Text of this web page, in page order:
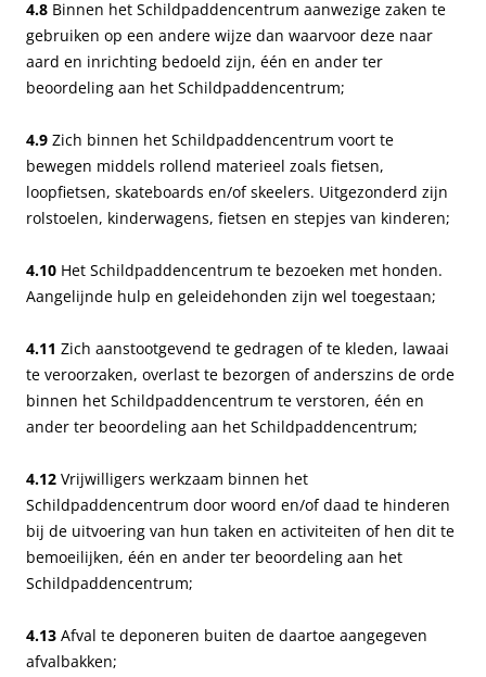
4.8 Binnen het Schildpaddencentrum aanwezige zaken te
gebruiken op een andere wijze dan waarvoor deze naar
aard en inrichting bedoeld zijn, één en ander ter
beoordeling aan het Schildpaddencentrum;
4.9 Zich binnen het Schildpaddencentrum voort te
bewegen middels rollend materieel zoals fietsen,
loopfietsen, skateboards en/of skeelers. Uitgezonderd zijn
rolstoelen, kinderwagens, fietsen en stepjes van kinderen;
4.10 Het Schildpaddencentrum te bezoeken met honden.
Aangelijnde hulp en geleidehonden zijn wel toegestaan;
4.11 Zich aanstootgevend te gedragen of te kleden, lawaai
te veroorzaken, overlast te bezorgen of anderszins de orde
binnen het Schildpaddencentrum te verstoren, één en
ander ter beoordeling aan het Schildpaddencentrum;
4.12 Vrijwilligers werkzaam binnen het
Schildpaddencentrum door woord en/of daad te hinderen
bij de uitvoering van hun taken en activiteiten of hen dit te
bemoeilijken, één en ander ter beoordeling aan het
Schildpaddencentrum;
4.13 Afval te deponeren buiten de daartoe aangegeven
afvalbakken;